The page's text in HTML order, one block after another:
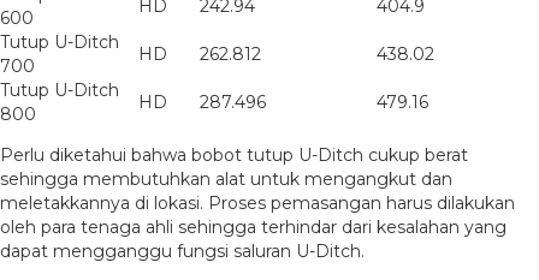
600
HD 242.94
404.9
Tutup U-Ditch
700
HD 262.812
438.02
Tutup U-Ditch
800
HD 287.496 479.16
Perlu diketahui bahwa bobot tutup U-Ditch cukup berat
sehingga membutuhkan alat untuk mengangkut dan
meletakkannya di lokasi. Proses pemasangan harus dilakukan
oleh para tenaga ahli sehingga terhindar dari kesalahan yang
dapat mengganggu fungsi saluran U-Ditch.